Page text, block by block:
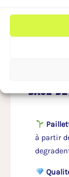
base
à partir